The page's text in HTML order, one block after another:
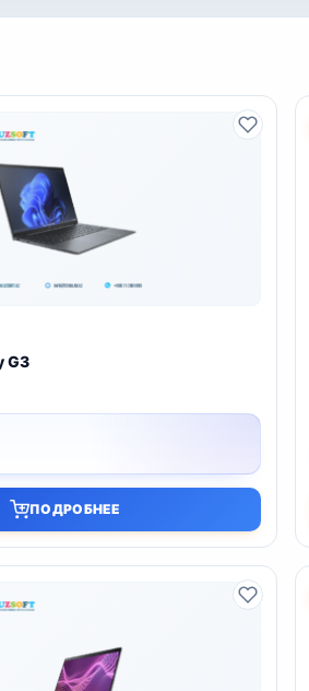
G3
ПОДРОБНЕЕ